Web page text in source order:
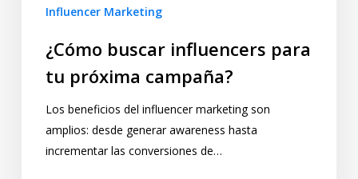
Influencer Marketing
¿Cómo buscar influencers para
tu próxima campaña?
Los beneficios del influencer marketing son
amplios: desde generar awareness hasta
incrementar las conversiones de…